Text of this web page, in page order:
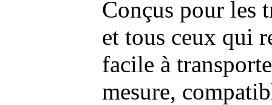
Conçus pour les
et tous ceux qui
facile à
mesure,